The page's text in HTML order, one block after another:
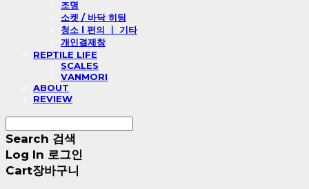
조명
소켓 / 바닥 히팅
청소 l 편의 ㅣ 기타
개인결제창
REPTILE LIFE
SCALES
VANMORI
ABOUT
REVIEW
Search 검색
Log In 로그인
Cart장바구니